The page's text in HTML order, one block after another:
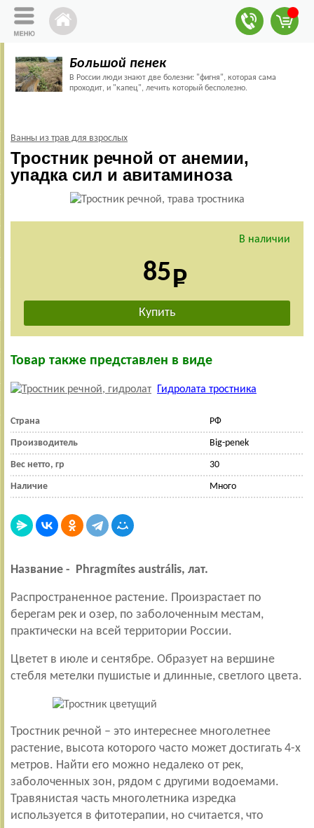
Большой пенек
В России люди знают две болезни: "фигня", которая сама
проходит, и "капец", лечить который бесполезно.
Ванны из трав для взрослых
Тростник речной от анемии,
упадка сил и авитаминоза
В наличии
85
Товар также представлен в виде
Гидролата тростника
Страна РФ
Производитель Big-penek
Вес нетто, гр 30
Наличие Много
Название - Phragmítes austrális, лат.
Распространенное растение. Произрастает по
берегам рек и озер, по заболоченным местам,
практически на всей территории России.
Цветет в июле и сентябре. Образует на вершине
стебля метелки пушистые и длинные, светлого цвета.
Тростник речной – это интереснее многолетнее
растение, высота которого часто может достигать 4-х
метров. Найти его можно недалеко от рек,
заболоченных зон, рядом с другими водоемами.
Травянистая часть многолетника изредка
используется в фитотерапии, но считается, что